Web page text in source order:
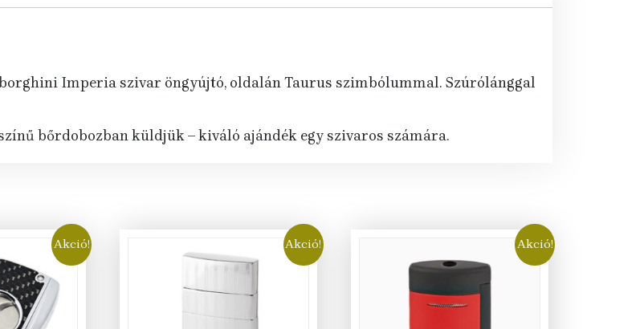
Imperia szivar öngyújtó, oldalán Taurus szimbólummal. Szúrólánggal
bőrdobozban küldjük – kiváló ajándék egy szivaros számára.
Akció! Akció! Akció!